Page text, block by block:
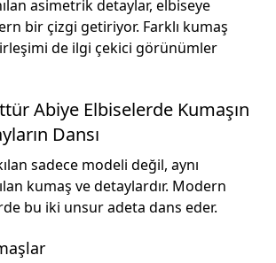
asimetrik detaylar, elbiseye
bir çizgi getiriyor. Farklı kumaş
de ilgi çekici görünümler
Abiye Elbiselerde Kumaşın
Dansı
sadece modeli değil, aynı
kumaş ve detaylardır. Modern
bu iki unsur adeta dans eder.